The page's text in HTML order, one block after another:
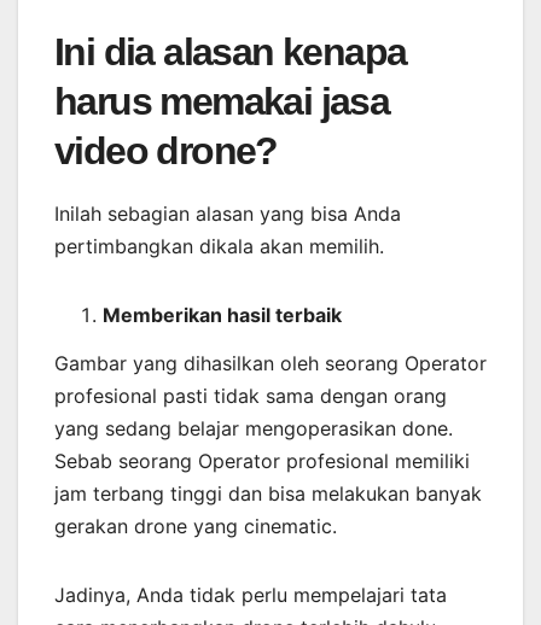
Ini dia alasan kenapa
harus memakai jasa
video drone?
Inilah sebagian alasan yang bisa Anda
pertimbangkan dikala akan memilih.
Memberikan hasil terbaik
Gambar yang dihasilkan oleh seorang Operator
profesional pasti tidak sama dengan orang
yang sedang belajar mengoperasikan done.
Sebab seorang Operator profesional memiliki
jam terbang tinggi dan bisa melakukan banyak
gerakan drone yang cinematic.
Jadinya, Anda tidak perlu mempelajari tata